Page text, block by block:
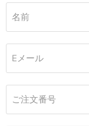
名前
Eメール
ご注文番号